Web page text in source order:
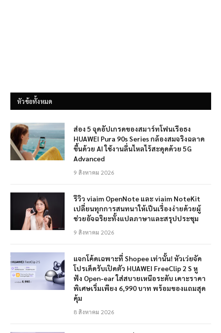
หัวข้อทั้งหมด
ส่อง 5 จุดอัปเกรดของสมาร์ทโฟนเรือธง
HUAWEI Pura 90s Series กล้องสมจริงฉลาด
ขึ้นด้วย AI ใช้งานลื่นไหลไร้สะดุดด้วย 5G
Advanced
9 สิงหาคม 2026
รีวิว viaim OpenNote และ viaim NoteKit
เปลี่ยนทุกการสนทนาให้เป็นเรื่องง่ายด้วยผู้
ช่วยอัจฉริยะทั้งแปลภาษาและสรุปประชุม
9 สิงหาคม 2026
แจกโค้ดเฉพาะที่ Shopee เท่านั้น! หัวเว่ยจัด
โปรเด็ดรับเปิดตัว HUAWEI FreeClip 2 S หู
ฟัง Open-ear ใส่สบายเหนือระดับ เคาะราคา
พิเศษเริ่มเพียง 6,990 บาท พร้อมของแถมสุด
คุ้ม
8 สิงหาคม 2026